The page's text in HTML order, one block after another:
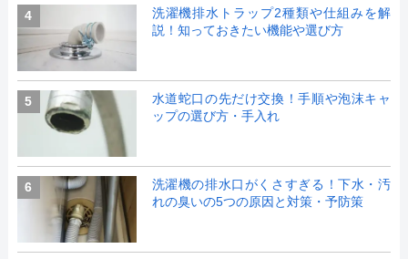
4
洗濯機排水トラップ2種類や仕組みを解
説！知っておきたい機能や選び方
5
水道蛇口の先だけ交換！手順や泡沫キャ
ップの選び方・手入れ
6
洗濯機の排水口がくさすぎる！下水・汚
れの臭いの5つの原因と対策・予防策